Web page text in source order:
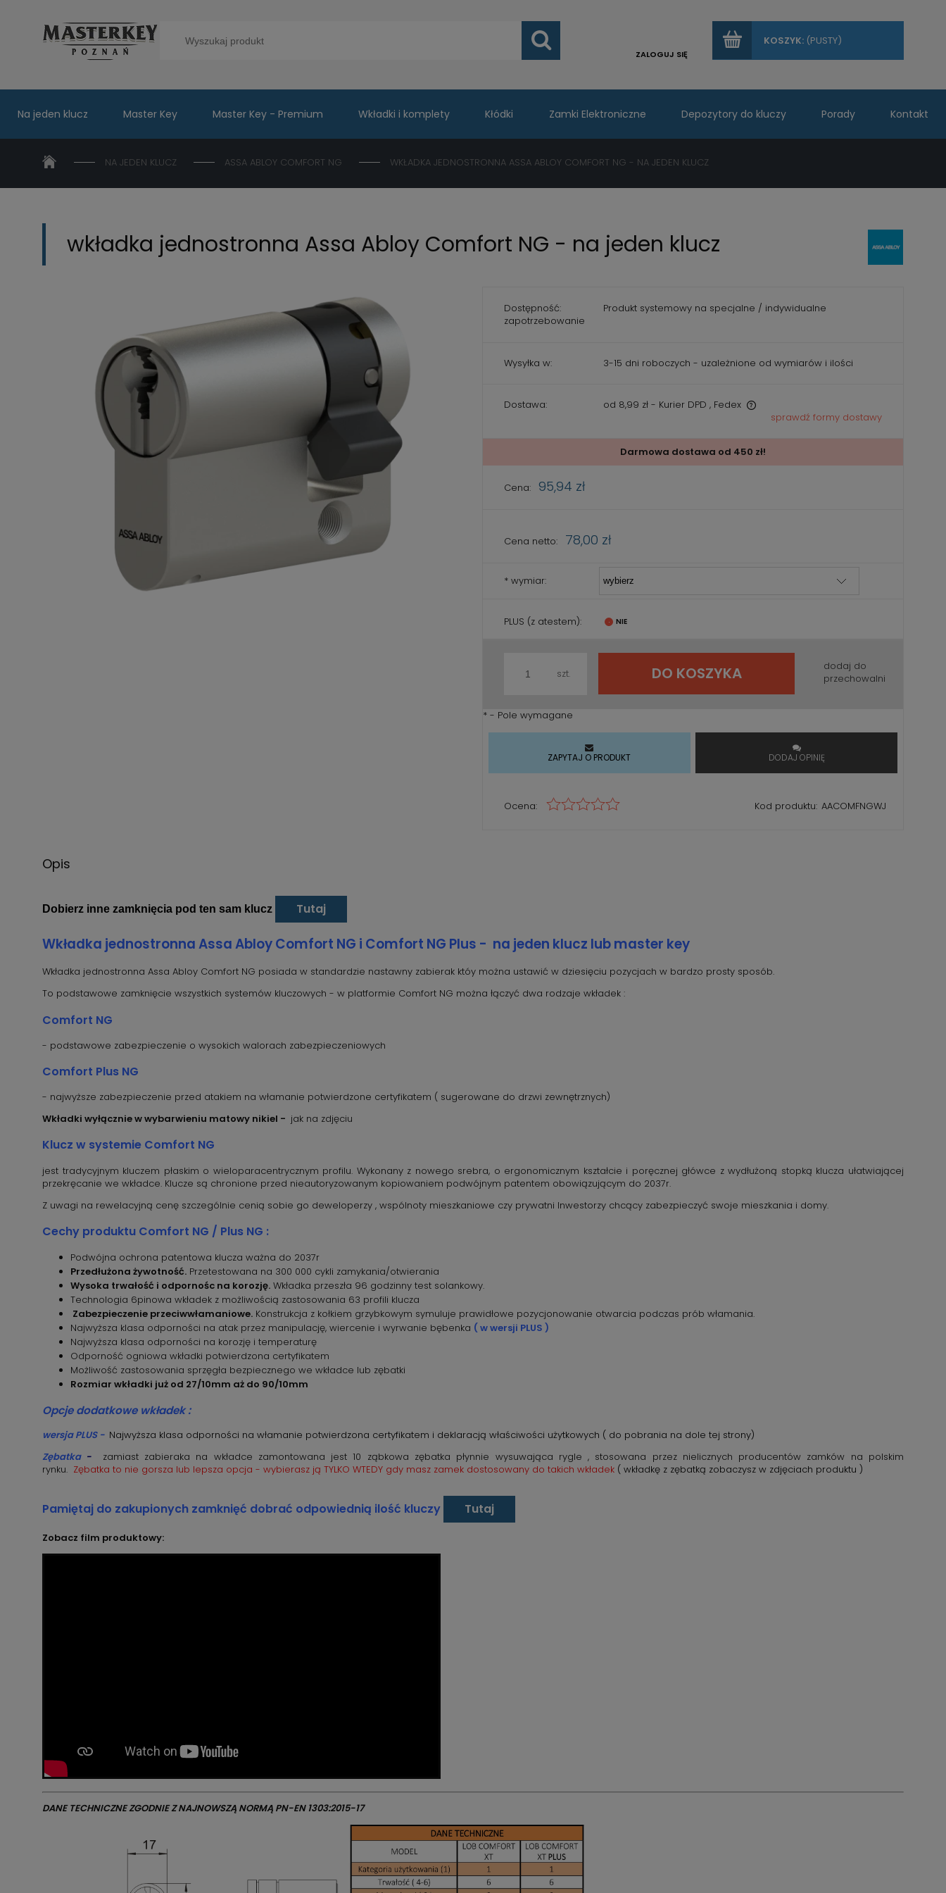
KOSZYK: (PUSTY)
ZALOGUJ SIĘ
Na jeden klucz Master Key Master Key - Premium Wkładki i komplety Kłódki Zamki Elektroniczne Depozytory do kluczy Porady Kontakt
NA JEDEN KLUCZ ASSA ABLOY COMFORT NG WKŁADKA JEDNOSTRONNA ASSA ABLOY COMFORT NG - NA JEDEN KLUCZ
wkładka jednostronna Assa Abloy Comfort NG - na jeden klucz
Dostępność:
Produkt systemowy na specjalne / indywidualne
zapotrzebowanie
Wysyłka w: 3-15 dni roboczych - uzależnione od wymiarów i ilości
Dostawa: od 8,99 zł - Kurier DPD , Fedex
Cena nie zawiera ewentualnych
kosztów płatności
sprawdź formy dostawy
Darmowa dostawa od 450 zł!
Cena: 95,94 zł
Cena netto: 78,00 zł
* wymiar:
PLUS (z atestem):
szt. DO KOSZYKA
dodaj do
przechowalni
* - Pole wymagane
Ocena: Kod produktu: AACOMFNGWJ
ZAPYTAJ O PRODUKT DODAJ OPINIĘ
Opis
Dobierz inne zamknięcia pod ten sam klucz Tutaj
Wkładka jednostronna Assa Abloy Comfort NG i Comfort NG Plus - na jeden klucz lub master key
Wkładka jednostronna Assa Abloy Comfort NG posiada w standardzie nastawny zabierak któy można ustawić w dziesięciu pozycjach w bardzo prosty sposób.
To podstawowe zamknięcie wszystkich systemów kluczowych - w platformie Comfort NG można łączyć dwa rodzaje wkładek :
Comfort NG
- podstawowe zabezpieczenie o wysokich walorach zabezpieczeniowych
Comfort Plus NG
- najwyższe zabezpieczenie przed atakiem na włamanie potwierdzone certyfikatem ( sugerowane do drzwi zewnętrznych)
Wkładki wyłącznie w wybarwieniu matowy nikiel - jak na zdjęciu
Klucz w systemie Comfort NG
jest tradycyjnym kluczem płaskim o wieloparacentrycznym profilu. Wykonany z nowego srebra, o ergonomicznym kształcie i poręcznej główce z wydłużoną stopką klucza ułatwiającej
przekręcanie we wkładce. Klucze są chronione przed nieautoryzowanym kopiowaniem podwójnym patentem obowiązującym do 2037r.
Z uwagi na rewelacyjną cenę szczególnie cenią sobie go deweloperzy , wspólnoty mieszkaniowe czy prywatni Inwestorzy chcący zabezpieczyć swoje mieszkania i domy.
Cechy produktu Comfort NG / Plus NG :
Podwójna ochrona patentowa klucza ważna do 2037r
Przedłużona żywotność. Przetestowana na 300 000 cykli zamykania/otwierania
Wysoka trwałość i odpornośc na korozję. Wkładka przeszła 96 godzinny test solankowy.
Technologia 6pinowa wkładek z możliwością zastosowania 63 profili klucza
Zabezpieczenie przeciwwłamaniowe. Konstrukcja z kołkiem grzybkowym symuluje prawidłowe pozycjonowanie otwarcia podczas prób włamania.
Najwyższa klasa odporności na atak przez manipulację, wiercenie i wyrwanie bębenka ( w wersji PLUS )
Najwyższa klasa odporności na korozję i temperaturę
Odporność ogniowa wkładki potwierdzona certyfikatem
Możliwość zastosowania sprzęgła bezpiecznego we wkładce lub zębatki
Rozmiar wkładki już od 27/10mm aż do 90/10mm
Opcje dodatkowe wkładek :
wersja PLUS - Najwyższa klasa odporności na włamanie potwierdzona certyfikatem i deklaracją właściwości użytkowych ( do pobrania na dole tej strony)
Zębatka -
zamiast zabieraka na wkładce zamontowana jest 10 ząbkowa zębatka płynnie wysuwająca rygle , stosowana przez nielicznych producentów zamków na polskim
rynku. Zębatka to nie gorsza lub lepsza opcja - wybierasz ją TYLKO WTEDY gdy masz zamek dostosowany do takich wkładek ( wkładkę z zębatką zobaczysz w zdjęciach produktu )
Pamiętaj do zakupionych zamknięć dobrać odpowiednią ilość kluczy Tutaj
Zobacz film produktowy:
DANE TECHNICZNE ZGODNIE Z NAJNOWSZĄ NORMĄ PN-EN 1303:2015-17